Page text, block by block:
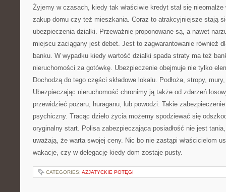
Żyjemy w czasach, kiedy tak właściwie kredyt stał się
zakup domu czy też mieszkania. Coraz to atrakcyjniejsze stają
ubezpieczenia działki. Przeważnie proponowane są, a nawet
miejscu zaciągany jest debet. Jest to zagwarantowanie również
banku. W wypadku kiedy wartość działki spada straty ma też
nieruchomości za gotówkę. Ubezpieczenie obejmuje nie tylko
Dochodzą do tego części składowe lokalu. Podłoża, stropy,
Ubezpieczając nieruchomość chronimy ją także od zdarzeń
przewidzieć pożaru, huraganu, lub powodzi. Takie
psychiczny. Tracąc dzieło życia możemy spodziewać się
oryginalny start. Polisa zabezpieczająca posiadłość nie jest
uważają, że warta swojej ceny. Nic bo nie zastąpi właścicielom
wakacje, czy w delegację kiedy dom zostaje pusty.
CATEGORIES: AZJATYCKIE POTĘGI